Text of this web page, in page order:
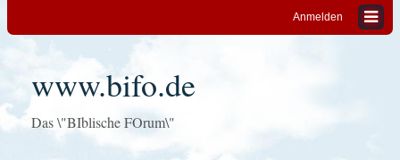
Anmelden
www.bifo.de
Das \"BIblische FOrum\"